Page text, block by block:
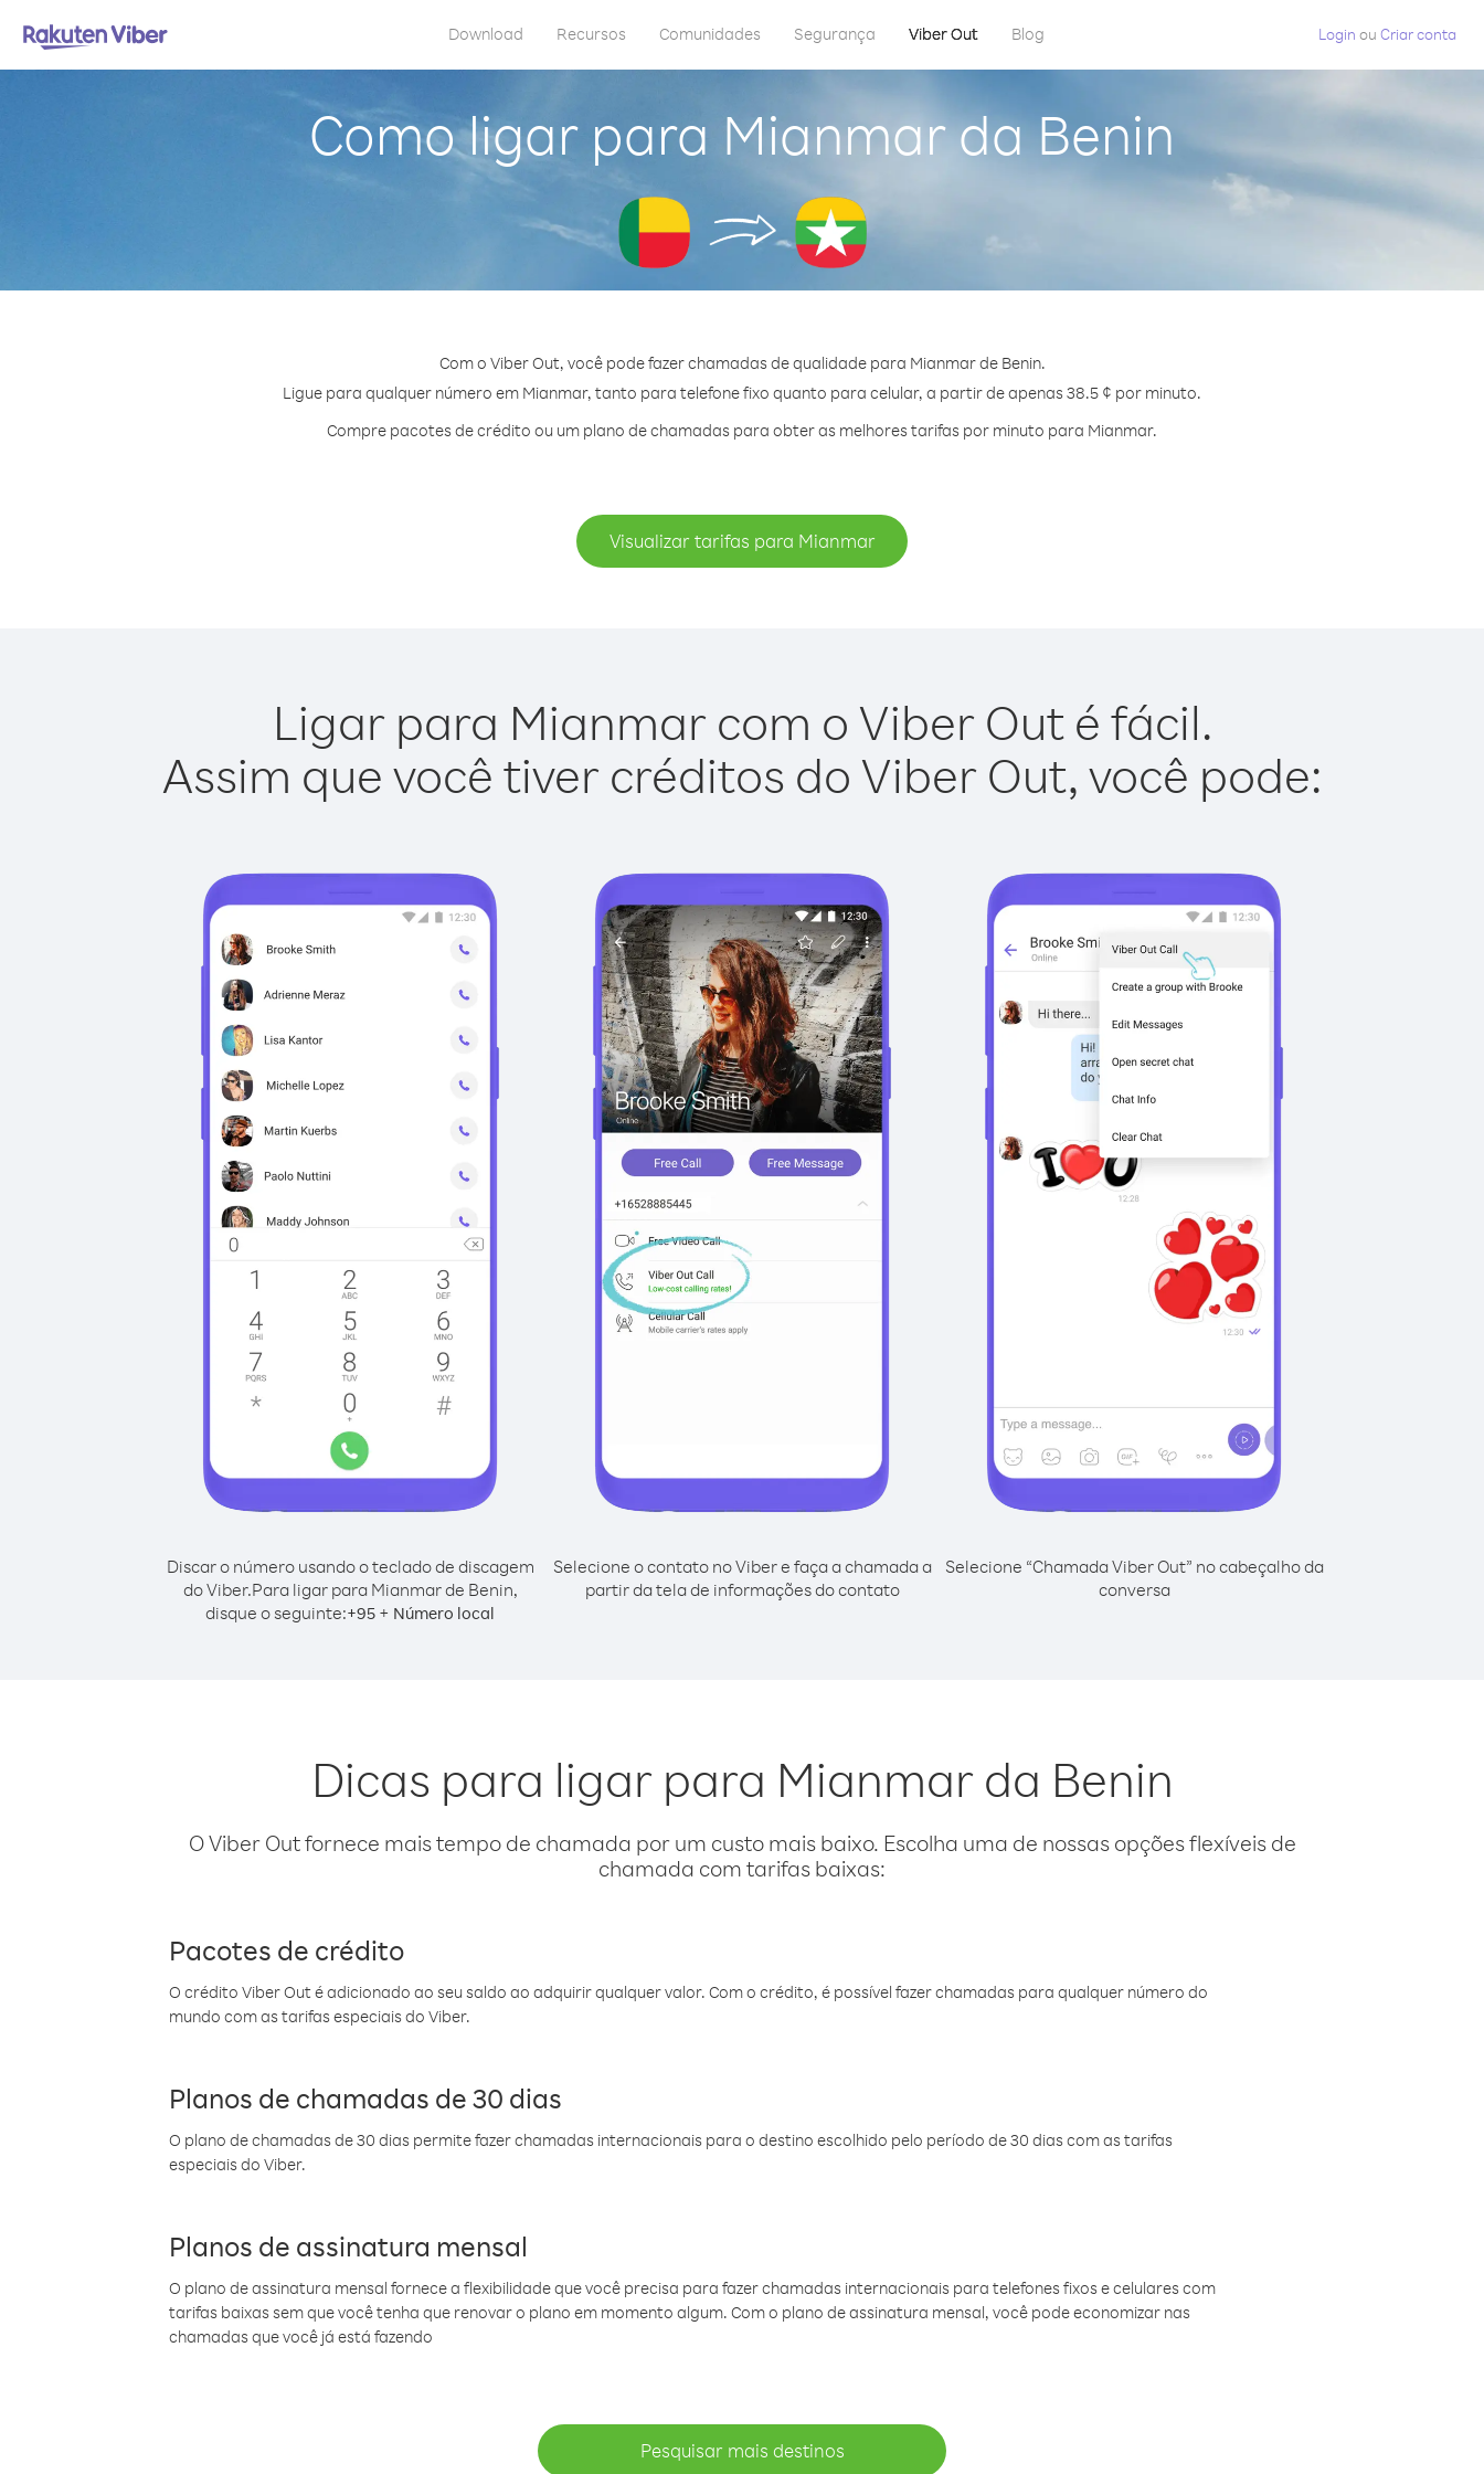
Download Recursos Comunidades Segurança Viber Out Blog Login ou Criar conta
Como ligar para Mianmar da Benin
Com o Viber Out, você pode fazer chamadas de qualidade para Mianmar de Benin.
Ligue para qualquer número em Mianmar, tanto para telefone fixo quanto para celular, a partir de apenas 38.5 ¢ por minuto.
Compre pacotes de crédito ou um plano de chamadas para obter as melhores tarifas por minuto para Mianmar.
Visualizar tarifas para Mianmar
Ligar para Mianmar com o Viber Out é fácil.
Assim que você tiver créditos do Viber Out, você pode:
Discar o número usando o teclado de discagem
do Viber.Para ligar para Mianmar de Benin,
disque o seguinte:+95 + Número local
Selecione o contato no Viber e faça a chamada a
partir da tela de informações do contato
Selecione “Chamada Viber Out” no cabeçalho da
conversa
Dicas para ligar para Mianmar da Benin
O Viber Out fornece mais tempo de chamada por um custo mais baixo. Escolha uma de nossas opções flexíveis de
chamada com tarifas baixas:
Pacotes de crédito
O crédito Viber Out é adicionado ao seu saldo ao adquirir qualquer valor. Com o crédito, é possível fazer chamadas para qualquer número do
mundo com as tarifas especiais do Viber.
Planos de chamadas de 30 dias
O plano de chamadas de 30 dias permite fazer chamadas internacionais para o destino escolhido pelo período de 30 dias com as tarifas
especiais do Viber.
Planos de assinatura mensal
O plano de assinatura mensal fornece a flexibilidade que você precisa para fazer chamadas internacionais para telefones fixos e celulares com
tarifas baixas sem que você tenha que renovar o plano em momento algum. Com o plano de assinatura mensal, você pode economizar nas
chamadas que você já está fazendo
Pesquisar mais destinos